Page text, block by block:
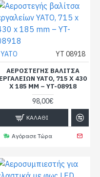
YATO YT 08918
ΑΕΡΟΣΤΕΓΉΣ ΒΑΛΊΤΣΑ
ΕΡΓΑΛΕΊΩΝ YATO, 715 X 430
X 185 MM – YT-08918
98,00€
ΚΑΛΆΘΙ
Αγόρασε Τώρα